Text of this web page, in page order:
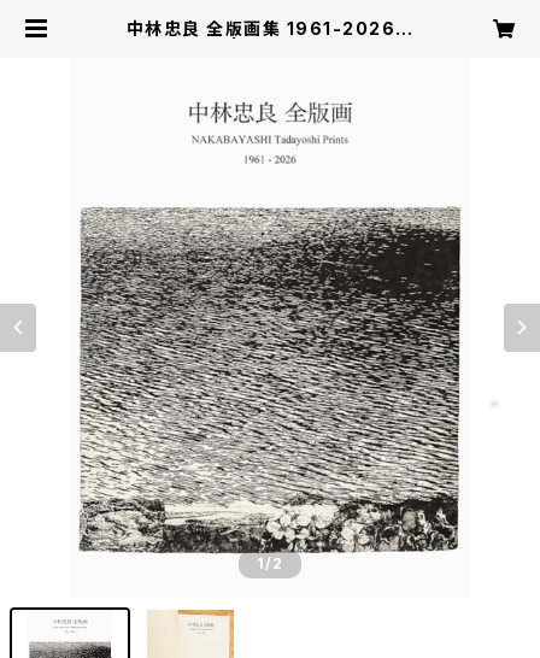
中林忠良 全版画集 1961-2026
1/2